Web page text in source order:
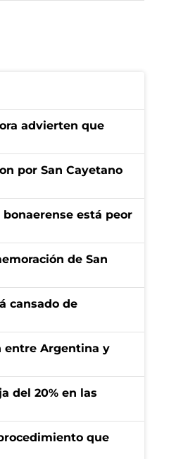
advierten que
por San Cayetano
está peor
de San
cansado de
entre Argentina y
del 20% en las
que